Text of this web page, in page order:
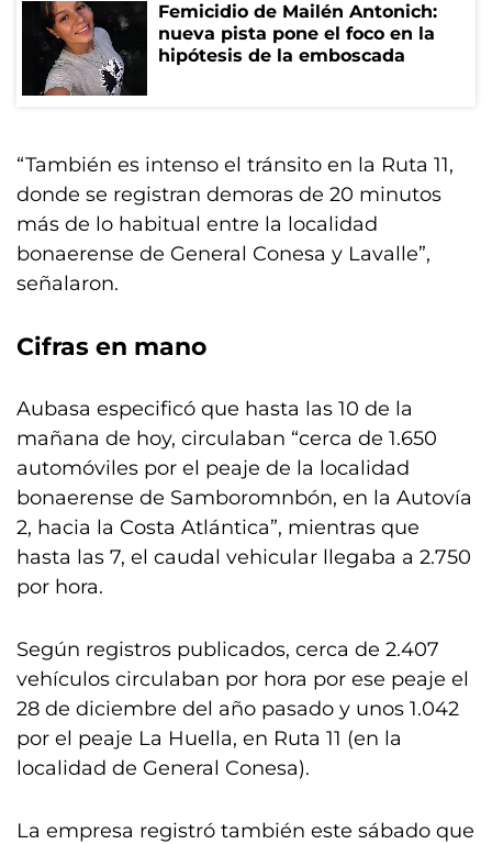
Femicidio de Mailén Antonich:
nueva pista pone el foco en la
hipótesis de la emboscada
“También es intenso el tránsito en la Ruta 11,
donde se registran demoras de 20 minutos
más de lo habitual entre la localidad
bonaerense de General Conesa y Lavalle”,
señalaron.
Cifras en mano
Aubasa especificó que hasta las 10 de la
mañana de hoy, circulaban “cerca de 1.650
automóviles por el peaje de la localidad
bonaerense de Samboromnbón, en la Autovía
2, hacia la Costa Atlántica”, mientras que
hasta las 7, el caudal vehicular llegaba a 2.750
por hora.
Según registros publicados, cerca de 2.407
vehículos circulaban por hora por ese peaje el
28 de diciembre del año pasado y unos 1.042
por el peaje La Huella, en Ruta 11 (en la
localidad de General Conesa).
La empresa registró también este sábado que